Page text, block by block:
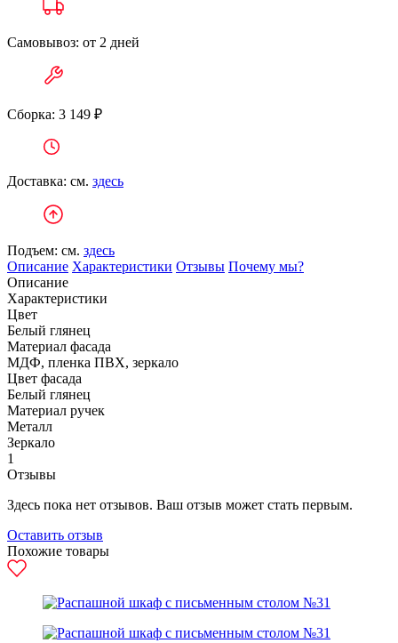
Самовывоз: от 2 дней
Сборка: 3 149 ₽
Доставка: см. здесь
Подъем: см. здесь
Описание Характеристики Отзывы Почему мы?
Описание
Характеристики
Цвет
Белый глянец
Материал фасада
МДФ, пленка ПВХ, зеркало
Цвет фасада
Белый глянец
Материал ручек
Металл
Зеркало
1
Отзывы
Здесь пока нет отзывов. Ваш отзыв может стать первым.
Оставить отзыв
Похожие товары